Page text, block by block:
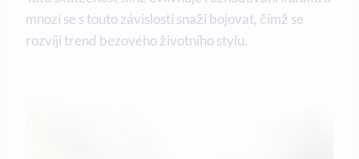
mnozí se s touto závislostí snaží bojovat, čímž se
rozvíjí trend bezového životního stylu.